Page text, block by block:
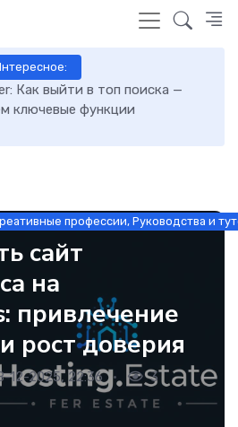
в WordPress и ускорить
пошаговая инструкция
профессии, Руководства и
сайт
на
привлечение
рост доверия
12-2025, 22:36
3